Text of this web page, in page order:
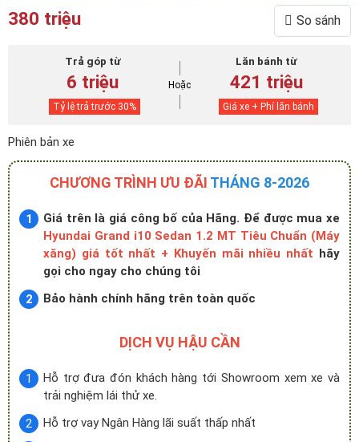
380 triệu So sánh
Trả góp từ
6 triệu
Tỷ lệ trả trước 30%
Hoặc
Lăn bánh từ
421 triệu
Giá xe + Phí lăn bánh
Phiên bản xe
CHƯƠNG TRÌNH ƯU ĐÃI THÁNG 8-2026
Giá trên là giá công bố của Hãng. Để được mua xe
Hyundai Grand i10 Sedan 1.2 MT Tiêu Chuẩn (Máy
xăng) giá tốt nhất + Khuyến mãi nhiều nhất hãy
gọi cho ngay cho chúng tôi
Bảo hành chính hãng trên toàn quốc
DỊCH VỤ HẬU CẦN
Hỗ trợ đưa đón khách hàng tới Showroom xem xe và
trải nghiệm lái thử xe.
Hỗ trợ vay Ngân Hàng lãi suất thấp nhất